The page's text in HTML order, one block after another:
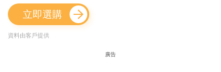
立即選購
資料由客戶提供
廣告